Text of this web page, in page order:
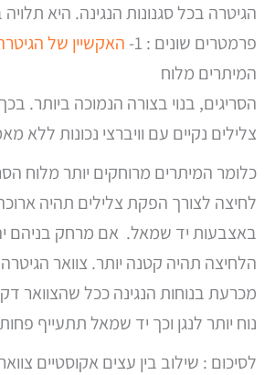
הגיטרה בכל סגנונות הנגינה. היא
פרמטרים שונים : 1-
האקשיין של
המיתרים מלוח
הסריגים, בנוי בצורה הנמוכה ביותר.
צלילים נקיים עם וויברצי נכונות ללא
כלומר המיתרים מרוחקים יותר מלוח
לחיצה לצורך הפקת צלילים תהיה
באצבעות יד שמאל. אם מרחק בניהם
הלחיצה תהיה קטנה יותר. צוואר
מכרעת בנוחות הנגינה ככל שהצוואר דק
נוח יותר לנגן וכך יד שמאל תתעייף
לסיכום : שילוב בין עצים אקוסטיים